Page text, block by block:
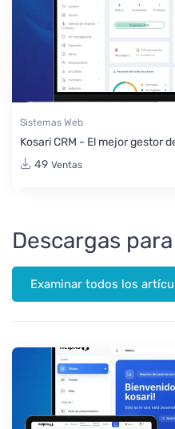
Sistemas Web
Kosari CRM - El mejor gestor
49 Ventas
Descargas
Examinar todos los